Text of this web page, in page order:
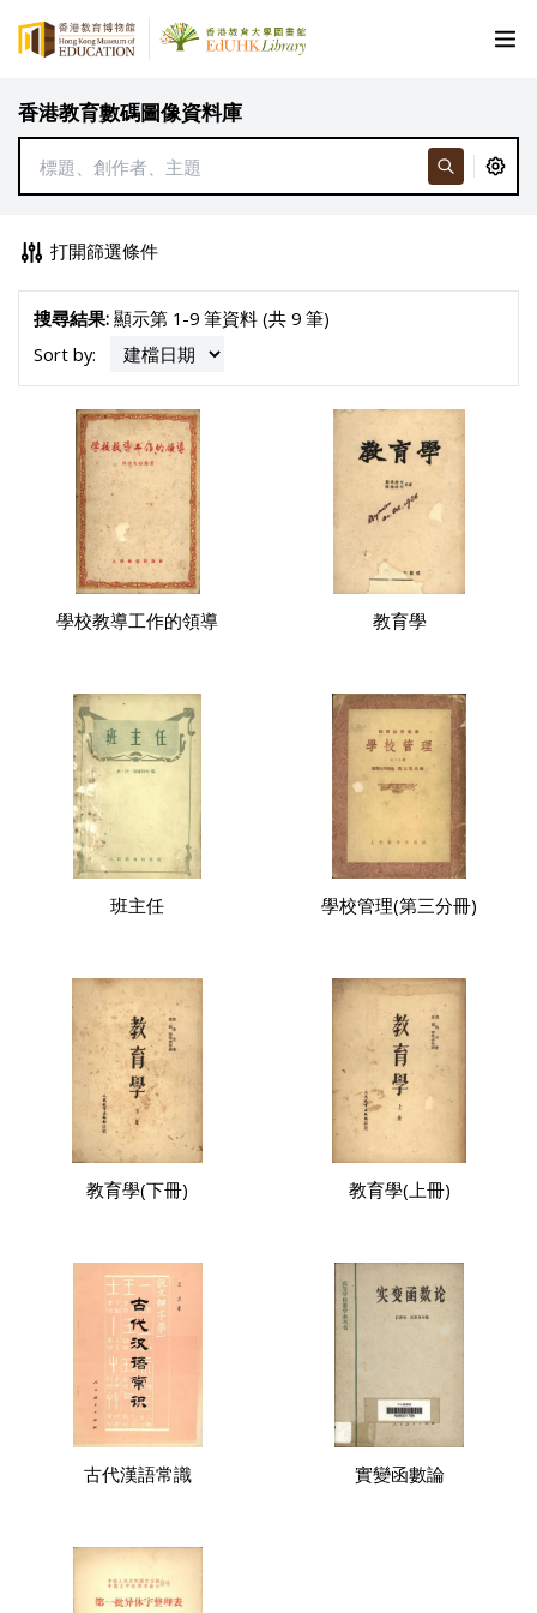
香港教育數碼圖像資料庫
打開篩選條件
搜尋結果:顯示第 1-9 筆資料 (共 9 筆)
Sort by:
學校教導工作的領導 教育學
班主任 學校管理(第三分冊)
教育學(下冊) 教育學(上冊)
古代漢語常識 實變函數論